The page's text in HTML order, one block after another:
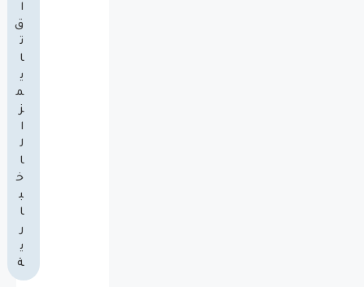
ا
ق
ت
ا
ي
م
ز
ا
ل
ا
خ
ب
ا
ر
ي
ة